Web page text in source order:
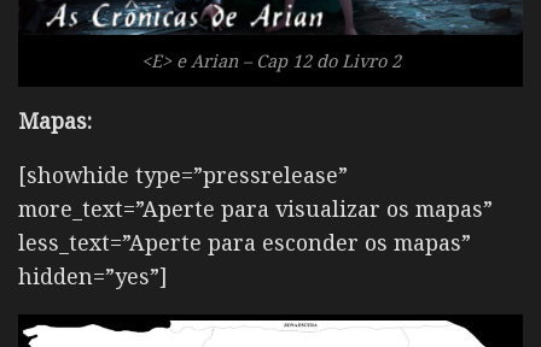
<E> e Arian – Cap 12 do Livro 2
Mapas:
[showhide type=”pressrelease”
more_text=”Aperte para visualizar os mapas”
less_text=”Aperte para esconder os mapas”
hidden=”yes”]